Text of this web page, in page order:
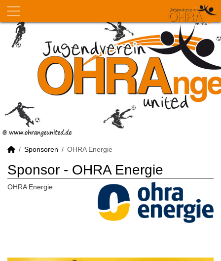
Sponsoren OHRA Energie
Sponsor - OHRA Energie
OHRA Energie